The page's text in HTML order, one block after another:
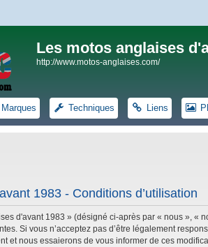
Les motos anglaises
http://www.motos-anglaises.com/
Marques Techniques Liens
1983 - Conditions d’utilisation
d'avant 1983 » (désigné ci-après par « nous », «
Si vous n’acceptez pas d’être légalement
et nous essaierons de vous informer de ces